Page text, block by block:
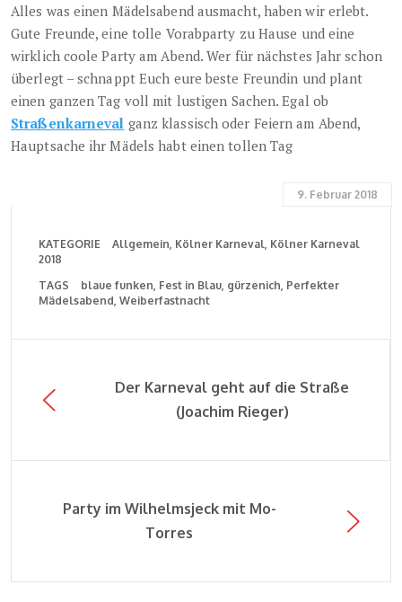
Alles was einen Mädelsabend ausmacht, haben wir erlebt.
Gute Freunde, eine tolle Vorabparty zu Hause und eine
wirklich coole Party am Abend. Wer für nächstes Jahr schon
überlegt – schnappt Euch eure beste Freundin und plant
einen ganzen Tag voll mit lustigen Sachen. Egal ob
Straßenkarneval ganz klassisch oder Feiern am Abend,
Hauptsache ihr Mädels habt einen tollen Tag
9. Februar 2018
KATEGORIE Allgemein Kölner Karneval Kölner Karneval
2018
TAGS
blaue funken Fest in Blau gürzenich Perfekter
Mädelsabend Weiberfastnacht
Der Karneval geht auf die Straße
(Joachim Rieger)
Party im Wilhelmsjeck mit Mo-
Torres